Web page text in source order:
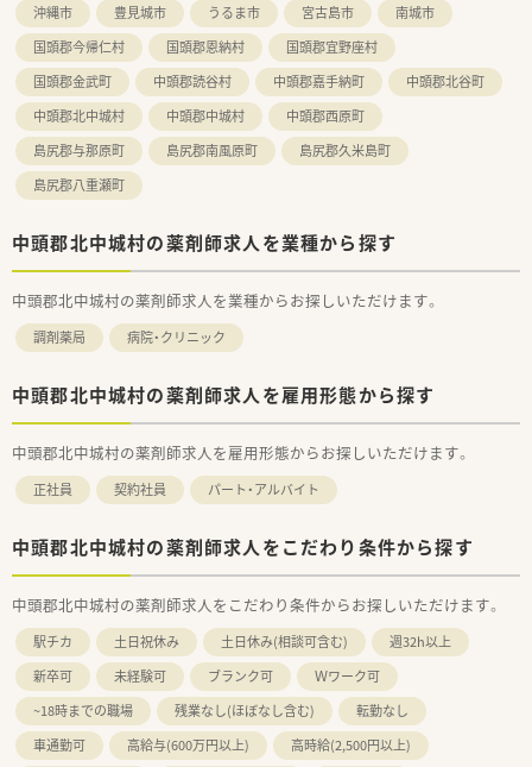
沖縄市
豊見城市 うるま市 宮古島市
南城市
国頭郡今帰仁村
国頭郡恩納村
国頭郡宜野座村
国頭郡金武町
中頭郡読谷村 中頭郡嘉手納町
中頭郡北谷町
中頭郡北中城村
中頭郡中城村
中頭郡西原町
島尻郡与那原町
島尻郡南風原町
島尻郡久米島町
島尻郡八重瀬町
中頭郡北中城村の薬剤師求人を業種から探す
中頭郡北中城村の薬剤師求人を業種からお探しいただけます。
調剤薬局 病院・クリニック
中頭郡北中城村の薬剤師求人を雇用形態から探す
中頭郡北中城村の薬剤師求人を雇用形態からお探しいただけます。
正社員 契約社員 パート・アルバイト
中頭郡北中城村の薬剤師求人をこだわり条件から探す
中頭郡北中城村の薬剤師求人をこだわり条件からお探しいただけます。
駅チカ 土日祝休み 土日休み(相談可含む)
週32h以上
新卒可
未経験可 ブランク可
Ｗワーク可
~18時までの職場
残業なし(ほぼなし含む)
転勤なし
車通勤可
高給与(600万円以上)
高時給(2,500円以上)